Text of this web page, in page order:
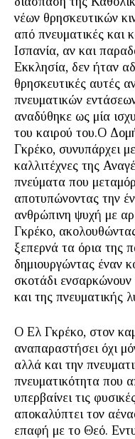
νέων θρησκευτικών
από πνευματικές και
Ισπανία, αν και
Εκκλησία, δεν ήταν
θρησκευτικές αυτές
πνευματικών
αναδύθηκε ως μία
του καιρού του.Ο
Γκρέκο, συνυπάρχει
καλλιτέχνες της
πνεύματα που
αποτυπώνοντας την
ανθρώπινη ψυχή με
Γκρέκο,
ξεπερνά τα όρια της
δημιουργώντας έναν
σκοτάδι
και της πνευματικής
Ο Ελ Γκρέκο, στον
αναπαραστήσει όχι
αλλά και την
πνευματικότητα που
υπερβαίνει τις
αποκαλύπτει τον
επαφή με το Θεό.